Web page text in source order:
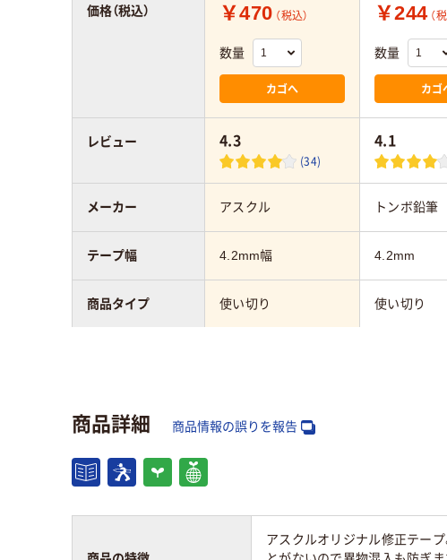
￥470 （税込）
数量
カゴへ
￥244 （
数量
カゴ
4.3
(34)
4.1
アスクル トンボ鉛筆
4.2mm幅 4.2mm
使い切り 使い切り
価格（税込）
レビュー
メーカー
テープ幅
商品タイプ
スコア
商品詳細 商品情報の誤りを報告
アスクルオリジナル修正テー